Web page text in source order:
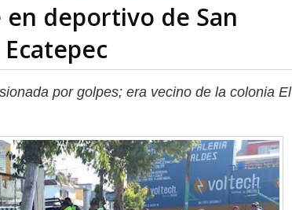
deportivo de San
por golpes; era vecino de la colonia El